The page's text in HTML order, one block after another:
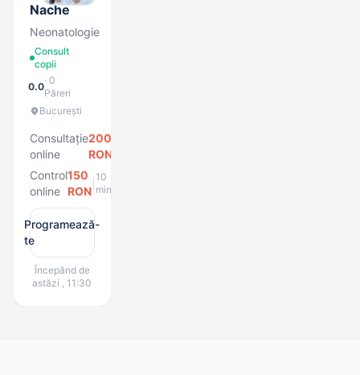
Nache
Neonatologie
Consult
copii
0.0
· 0
Păreri
București
Consultație
online
200
RON
Control
online
150
RON
10
min
Programează-
te
Începând de
astăzi , 11:30